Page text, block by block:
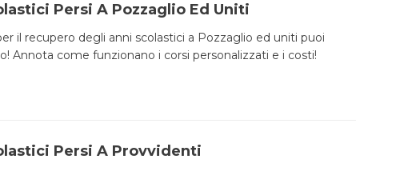
Persi A Pozzaglio Ed Uniti
il recupero degli anni scolastici a Pozzaglio ed uniti puoi
Annota come funzionano i corsi personalizzati e i costi!
Persi A Provvidenti